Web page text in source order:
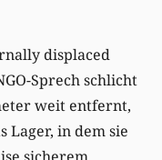
displaced
Sprech schlicht
weit entfernt,
Lager, in dem sie